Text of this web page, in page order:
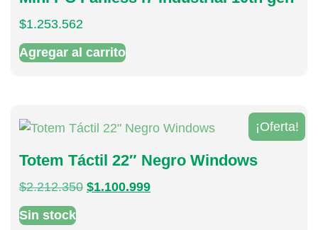
$1.253.562
Agregar al carrito
¡Oferta!
Totem Táctil 22″ Negro Windows
$2.212.350 $1.100.999
Sin stock